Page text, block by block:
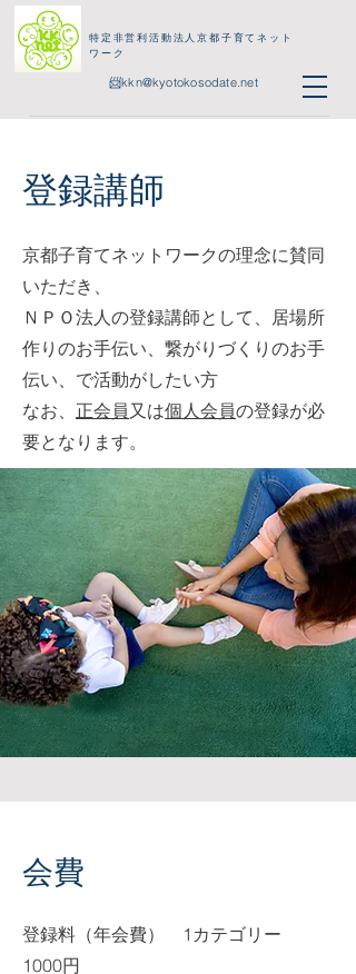
📨kkn@kyotokosodate.net
特定非営利活動法人京都子育てネット
ワーク
登録講師
京都子育てネットワークの理念に賛同
いただき、
ＮＰＯ法人の登録講師として、居場所
作りのお手伝い、繋がりづくりのお手
伝い、で活動がしたい方
​なお、 正会員 又は個人会員の登録が必
要となります。
会費
登録料（年会費） 1カテゴリー
1000円